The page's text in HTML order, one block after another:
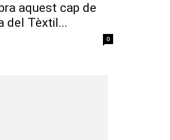
aquest cap de
del Tèxtil...
0